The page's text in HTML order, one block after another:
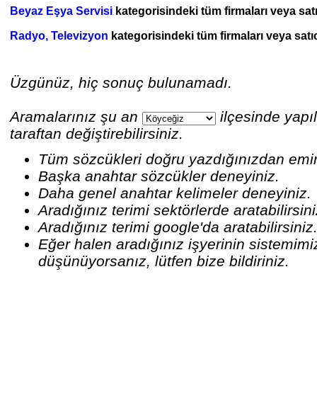
Beyaz Eşya Servisi kategorisindeki tüm firmaları veya
Radyo, Televizyon kategorisindeki tüm firmaları veya
Üzgünüz, hiç sonuç bulunamadı.
Aramalarınız şu an
ilçesinde
taraftan değiştirebilirsiniz.
Tüm sözcükleri doğru yazdığınızdan
Başka anahtar sözcükler deneyiniz.
Daha genel anahtar kelimeler deneyiniz.
Aradığınız terimi sektörlerde
Aradığınız terimi google'da
Eğer halen aradığınız işyerinin
düşünüyorsanız, lütfen bize bildiriniz.